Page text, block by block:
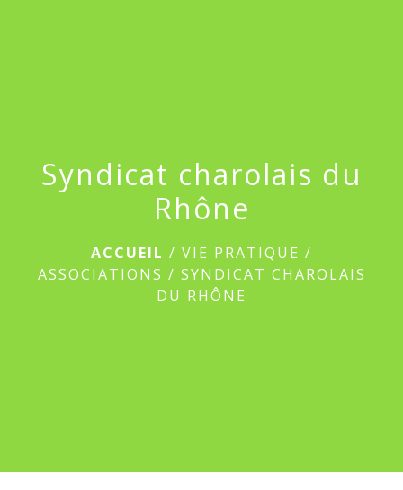
Syndicat charolais du
Rhône
ACCUEIL / VIE PRATIQUE /
ASSOCIATIONS / SYNDICAT CHAROLAIS
DU RHÔNE